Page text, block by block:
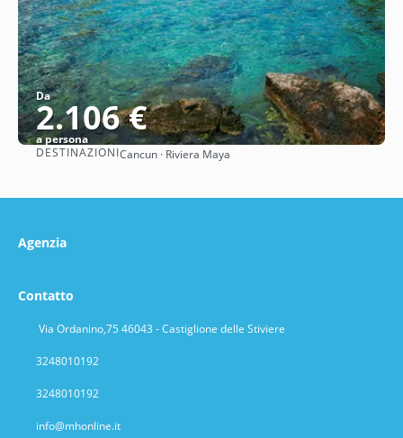
Da
2.106 €
a persona
Vedere
DESTINAZIONICancun · Riviera Maya
Agenzia
Contatto
Via Ordanino,75 46043 - Castiglione delle Stiviere
3248010192
3248010192
info@mhonline.it